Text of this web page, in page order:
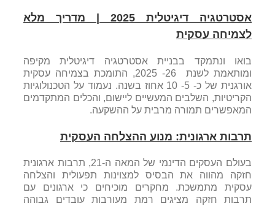
אסטרטגיה דיגיטלית 2025 | מדריך מלא
לצמיחה עסקית
בואו ונתמקד בבניית אסטרטגיה דיגיטלית מקיפה
ומותאמת לשנת 26- 2025, התומכת בצמיחה עסקית
אורגנית של כ- 5- 10 אחוז בשנה. נעמוד על הטכנולוגיות
הקריטיות, השלבים המעשיים ליישום, והכלים המתקדמים
המאפשרים תמורה מרבית על ההשקעה.
תרבות ארגונית: מנוע ההצלחה העסקית
בעולם העסקים הדינמי של המאה ה-21, תרבות ארגונית
חזקה מהווה את הבסיס למצוינות תפעולית והצלחה
עסקית מתמשכת. מחקרים מוכיחים כי ארגונים עם
תרבות חזקה מציגים רמת מעורבות עובדים גבוהה